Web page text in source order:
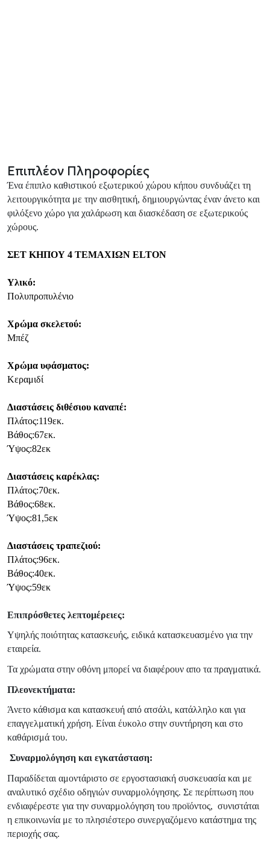
Επιπλέον Πληροφορίες
Ένα έπιπλο καθιστικού εξωτερικού χώρου κήπου συνδυάζει τη
λειτουργικότητα με την αισθητική, δημιουργώντας έναν άνετο και
φιλόξενο χώρο για χαλάρωση και διασκέδαση σε εξωτερικούς
χώρους.
ΣΕΤ ΚΗΠΟΥ 4 ΤΕΜΑΧΙΩΝ ELTON
Υλικό:
Πολυπροπυλένιο
Χρώμα σκελετού:
Μπέζ
Χρώμα υφάσματος:
Κεραμιδί
Διαστάσεις διθέσιου καναπέ:
Πλάτος:119εκ.
Βάθος:67εκ.
Ύψος:82εκ
Διαστάσεις καρέκλας:
Πλάτος:70εκ.
Βάθος:68εκ.
Ύψος:81,5εκ
Διαστάσεις τραπεζιού:
Πλάτος:96εκ.
Βάθος:40εκ.
Ύψος:59εκ
Επιπρόσθετες λεπτομέρειες:
Υψηλής ποιότητας κατασκευής, ειδικά κατασκευασμένο για την
εταιρεία.
Τα χρώματα στην οθόνη μπορεί να διαφέρουν απο τα πραγματικά.
Πλεονεκτήματα:
Άνετο κάθισμα και κατασκευή από ατσάλι, κατάλληλο και για
επαγγελματική χρήση. Είναι έυκολο στην συντήρηση και στο
καθάρισμά του.
Συναρμολόγηση και εγκατάσταση:
Παραδίδεται αμοντάριστο σε εργοστασιακή συσκευασία και με
αναλυτικό σχέδιο οδηγιών συναρμολόγησης. Σε περίπτωση που
ενδιαφέρεστε για την συναρμολόγηση του προϊόντος, συνιστάται
η επικοινωνία με το πλησιέστερο συνεργαζόμενο κατάστημα της
περιοχής σας.